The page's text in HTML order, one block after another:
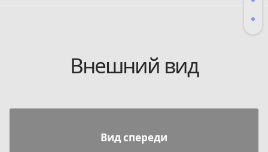
Внешний вид
Вид спереди